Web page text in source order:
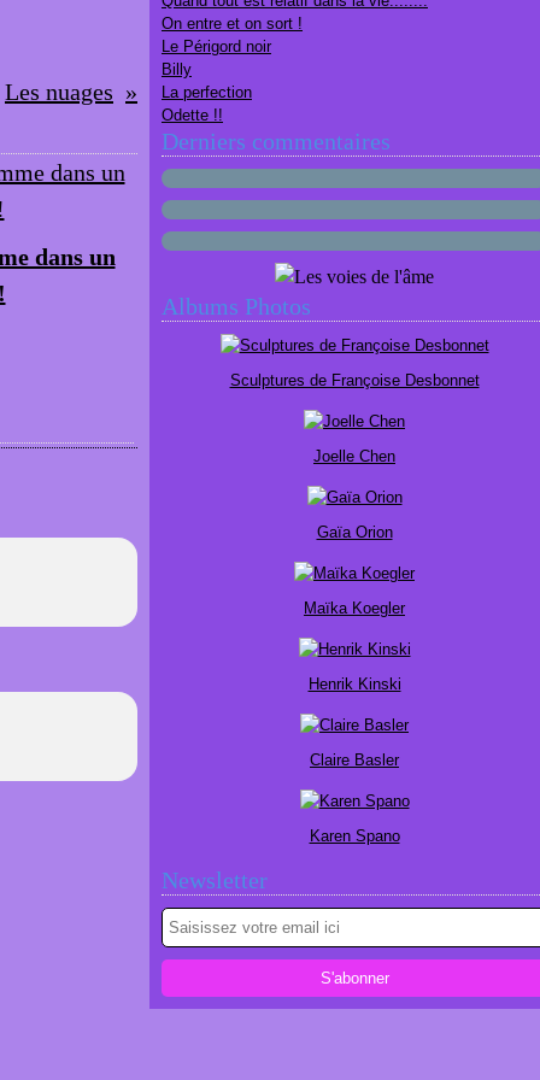
Les nuages
dans un
On entre et on sort !
Le Périgord noir
Billy
La perfection
Odette !!
Derniers commentaires
Albums Photos
Sculptures de Françoise Desbonnet
Joelle Chen
Gaïa Orion
Maïka Koegler
Henrik Kinski
Claire Basler
Karen Spano
Newsletter